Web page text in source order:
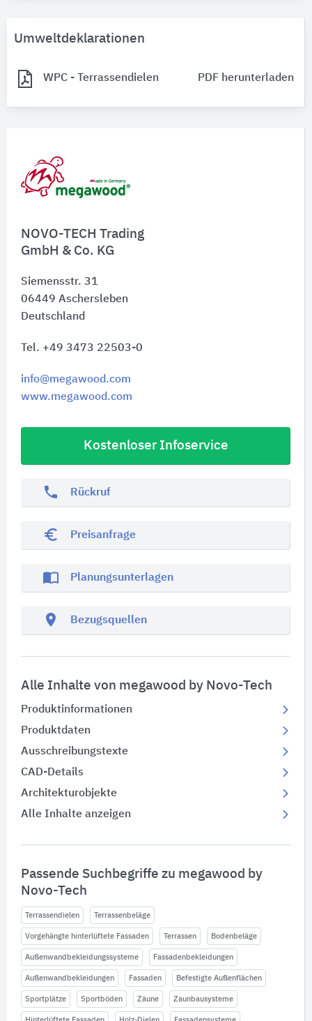
NOVO-TECH Trading
GmbH & Co. KG
Siemensstr. 31
06449 Aschersleben
Deutschland
Tel. +49 3473 22503-0
info@megawood.com
www.megawood.com
Kostenloser Infoservice
phone Rückruf
euro_symbol Preisanfrage
import_contacts Planungsunterlagen
location_on Bezugsquellen
Alle Inhalte von megawood by Novo-Tech
Produktinformationen
Produktdaten
Ausschreibungstexte
CAD-Details
Architekturobjekte
Alle Inhalte anzeigen
Passende Suchbegriffe zu megawood by
Novo-Tech
Terrassendielen Terrassenbeläge
Vorgehängte hinterlüftete Fassaden Terrassen Bodenbeläge
Außenwandbekleidungssysteme Fassadenbekleidungen
Außenwandbekleidungen Fassaden Befestigte Außenflächen
Sportplätze Sportböden Zäune Zaunbausysteme
Umweltdeklarationen
WPC - Terrassendielen PDF herunterladen